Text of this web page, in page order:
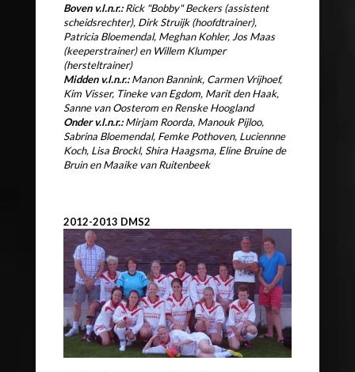
Boven v.l.n.r.:Rick "Bobby" Beckers (assistent
scheidsrechter), Dirk Struijk (hoofdtrainer),
Patricia Bloemendal, Meghan Kohler, Jos Maas
(keeperstrainer) en Willem Klumper
(hersteltrainer)
Midden v.l.n.r.:Manon Bannink, Carmen Vrijhoef,
Kim Visser, Tineke van Egdom, Marit den Haak,
Sanne van Oosterom en Renske Hoogland
Onder v.l.n.r.:Mirjam Roorda, Manouk Pijloo,
Sabrina Bloemendal, Femke Pothoven, Luciennne
Koch, Lisa Brockl, Shira Haagsma, Eline Bruine de
Bruin en Maaike van Ruitenbeek
2012-2013 DMS2